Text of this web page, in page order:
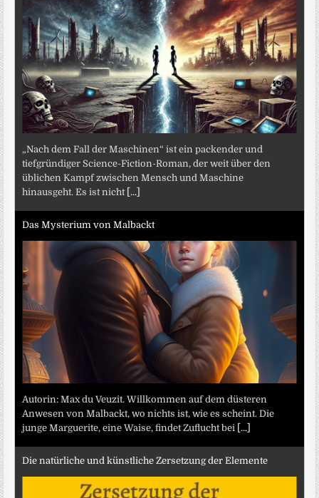
„Nach dem Fall der Maschinen“ ist ein packender und
tiefgründiger Science-Fiction-Roman, der weit über den
üblichen Kampf zwischen Mensch und Maschine
hinausgeht. Es ist nicht [...]
Das Mysterium von Malbackt
Autorin: Max du Veuzit. Willkommen auf dem düsteren
Anwesen von Malbackt, wo nichts ist, wie es scheint. Die
junge Marguerite, eine Waise, findet Zuflucht bei [...]
Die natürliche und künstliche Zersetzung der Elemente